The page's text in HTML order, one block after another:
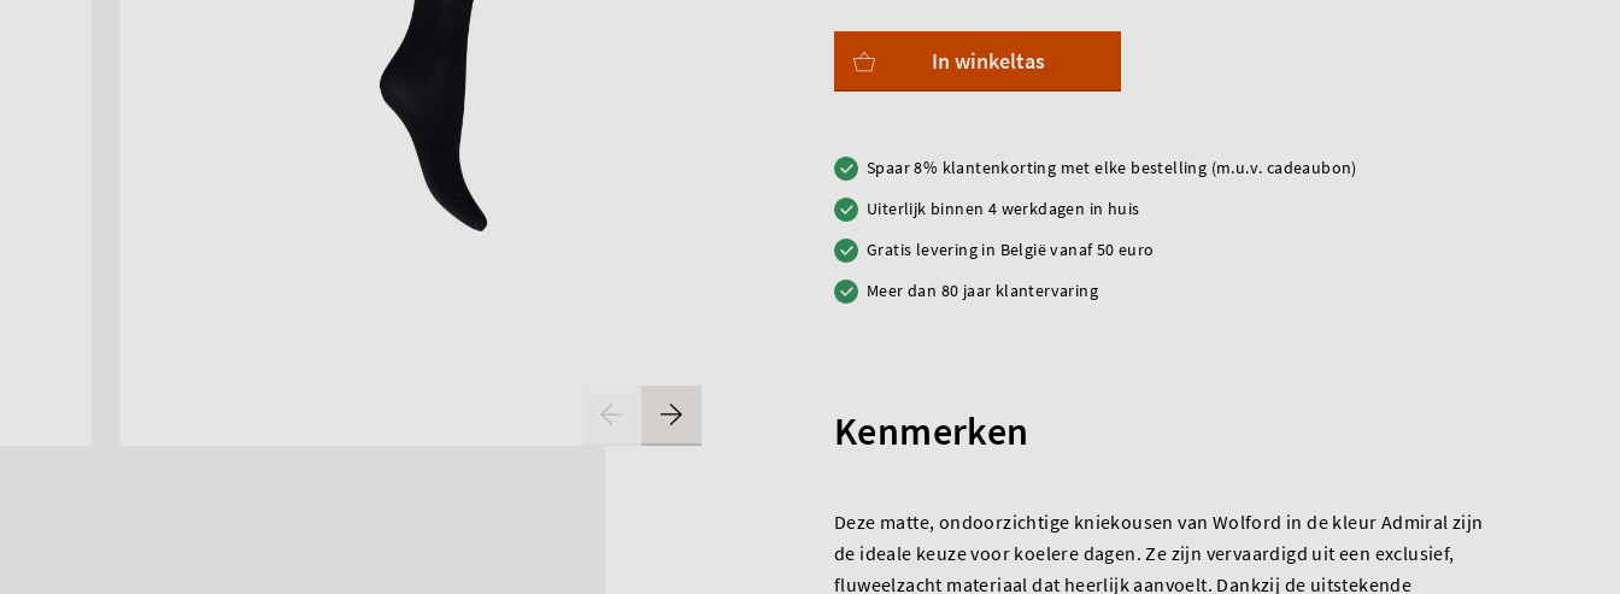
In winkeltas
Spaar 8% klantenkorting met elke bestelling (m.u.v. cadeaubon)
Uiterlijk binnen 4 werkdagen in huis
Gratis levering in België vanaf 50 euro
Meer dan 80 jaar klantervaring
Kenmerken
Deze matte, ondoorzichtige kniekousen van Wolford in de kleur Admiral zijn
de ideale keuze voor koelere dagen. Ze zijn vervaardigd uit een exclusief,
fluweelzacht materiaal dat heerlijk aanvoelt. Dankzij de uitstekende